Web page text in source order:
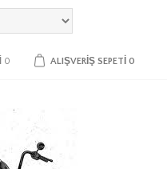
0 ALIŞVERIŞ SEPETI 0